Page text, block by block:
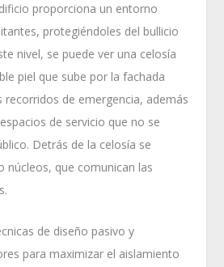
proporciona un entorno
protegiéndoles del bullicio
nivel, se puede ver una celosía
piel que sube por la fachada
recorridos de emergencia, además
de servicio que no se
Detrás de la celosía se
núcleos, que comunican las
de diseño pasivo y
para maximizar el aislamiento